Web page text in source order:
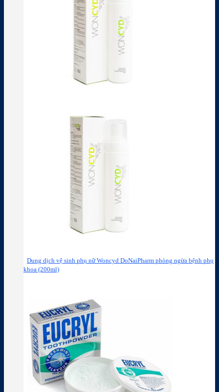
Dung dịch vệ sinh phụ nữ Woncyd DoNaiPharm phòng ngừa bệnh phụ
khoa (200ml)